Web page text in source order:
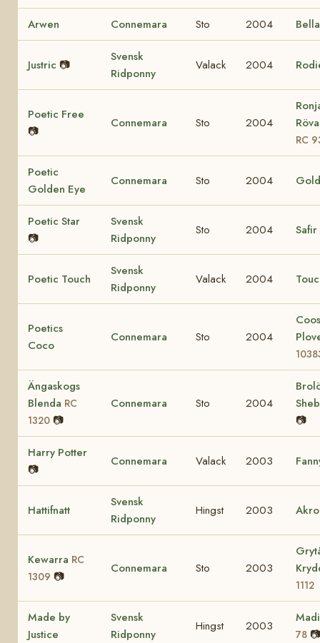
Arwen Connemara Sto 2004
Justric 📷
Svensk
Ridponny
Valack 2004
Poetic Free
📷
Connemara Sto 2004
RC
Poetic
Golden Eye
Connemara Sto 2004
Poetic Star
📷
Svensk
Ridponny
Sto 2004 Safir
Poetic Touch
Svensk
Ridponny
Valack 2004
Poetics
Coco
Connemara Sto 2004
Ängaskogs
Blenda RC
1320 📷
Connemara Sto 2004
📷
Harry Potter
📷
Connemara Valack 2003
Hattifnatt
Svensk
Ridponny
Hingst 2003
Kewarra RC
1309 📷
Connemara Sto 2003
1112
Made by
Justice
Svensk
Ridponny
Hingst 2003
78 📷